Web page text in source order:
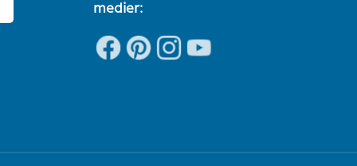
medier: